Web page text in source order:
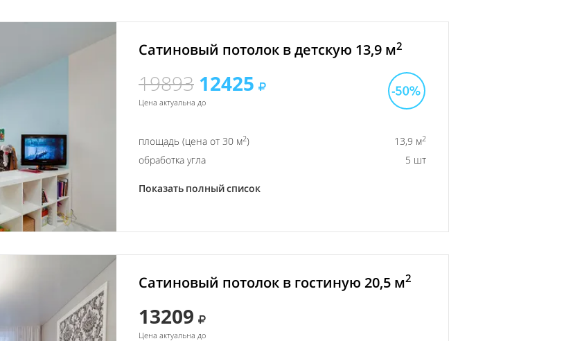
Сатиновый потолок в детскую 13,9 м2
19893 12425
Цена актуальна до
площадь (цена от 30 м2) 13,9 м2
обработка угла 5 шт
Показать полный список
Сатиновый потолок в гостиную 20,5 м2
13209
Цена актуальна до